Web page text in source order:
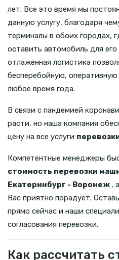
лет. Все это время мы
данную услугу, благодаря
терминалы в обоих городах,
оставить автомобиль для
отлаженная логистика
бесперебойную,
любое время года.
В связи с пандемией
расти, но наша компания
цену на все услуги
Компетентные менеджеры
стоимость перевозки
Екатеринбург - Воронеж ,
Вас приятно порадует.
прямо сейчас и наши
согласования перевозки.
Как рассчитать